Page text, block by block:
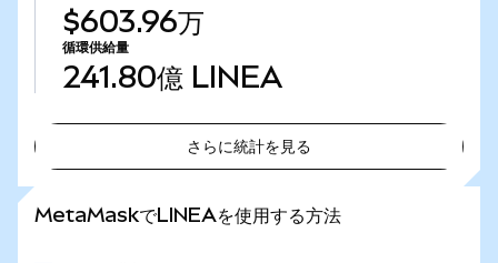
$603.96万
循環供給量
241.80億 LINEA
さらに統計を見る
MetaMaskでLINEAを使用する方法